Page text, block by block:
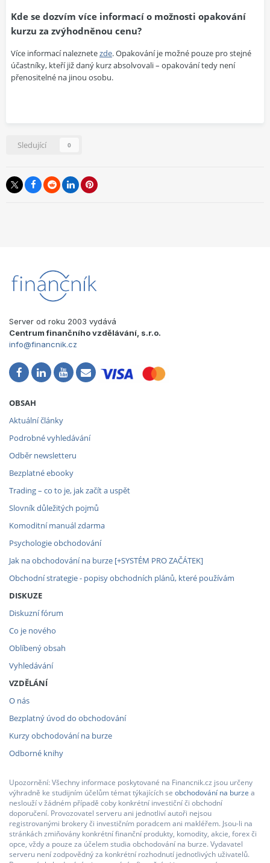
Kde se dozvím více informací o možnosti opakování
kurzu za zvýhodněnou cenu?
Více informací naleznetezde. Opakování je možné pouze pro stejné
účastníky, kteří již daný kurz absolvovali – opakování tedy není
přenositelné na jinou osobu.
Sledující 0
Server od roku 2003 vydává
Centrum finančního vzdělávání, s.r.o.
info@financnik.cz
OBSAH
Aktuální články
Podrobné vyhledávání
Odběr newsletteru
Bezplatné ebooky
Trading – co to je, jak začít a uspět
Slovník důležitých pojmů
Komoditní manuál zdarma
Psychologie obchodování
Jak na obchodování na burze [+SYSTÉM PRO ZAČÁTEK]
Obchodní strategie - popisy obchodních plánů, které používám
DISKUZE
Diskuzní fórum
Co je nového
Oblíbený obsah
Vyhledávání
VZDĚLÁNÍ
O nás
Bezplatný úvod do obchodování
Kurzy obchodování na burze
Odborné knihy
Upozornění: Všechny informace poskytované na Financnik.cz jsou určeny
výhradně ke studijním účelům témat týkajících se obchodování na burze a
neslouží v žádném případě coby konkrétní investiční či obchodní
doporučení. Provozovatel serveru ani jednotliví autoři nejsou
registrovanými brokery či investičním poradcem ani makléřem. Jsou-li na
stránkách zmiňovány konkrétní finanční produkty, komodity, akcie, forex či
opce, vždy a pouze za účelem studia obchodování na burze. Vydavatel
serveru není zodpovědný za konkrétní rozhodnutí jednotlivých uživatelů.